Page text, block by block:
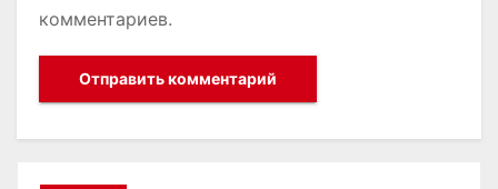
комментариев.